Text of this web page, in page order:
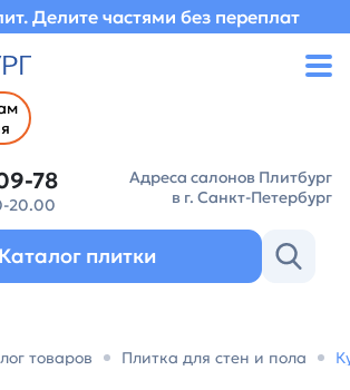
Делите частями без переплат
78
20.00
Адреса салонов Плитбург
в г. Санкт-Петербург
Каталог плитки
товаров Плитка для стен и пола